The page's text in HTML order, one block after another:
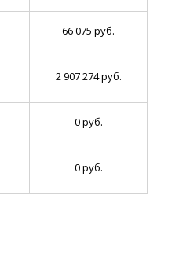
66 075 руб.
2 907 274 руб.
0 руб.
0 руб.